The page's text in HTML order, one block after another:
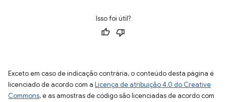
Isso foi útil?
Exceto em caso de indicação contrária, o conteúdo desta página é
licenciado de acordo com a Licença de atribuição 4.0 do Creative
Commons, e as amostras de código são licenciadas de acordo com